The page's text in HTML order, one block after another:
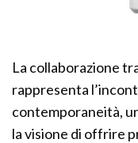
La collaborazione
rappresenta
contemporaneità,
la visione di offrire